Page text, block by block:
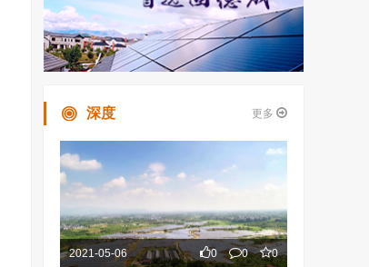
深度 更多
2021-05-06 0 0 0